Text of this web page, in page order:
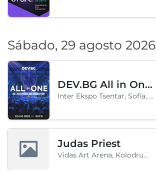
Sábado, 29 agosto 2026
DEV.BG All in One 2026
Inter Ekspo Tsentar, Sofía, BG
Judas Priest
Vidas Art Arena, Kolodrum, Borisova gradina, Sofía, BG